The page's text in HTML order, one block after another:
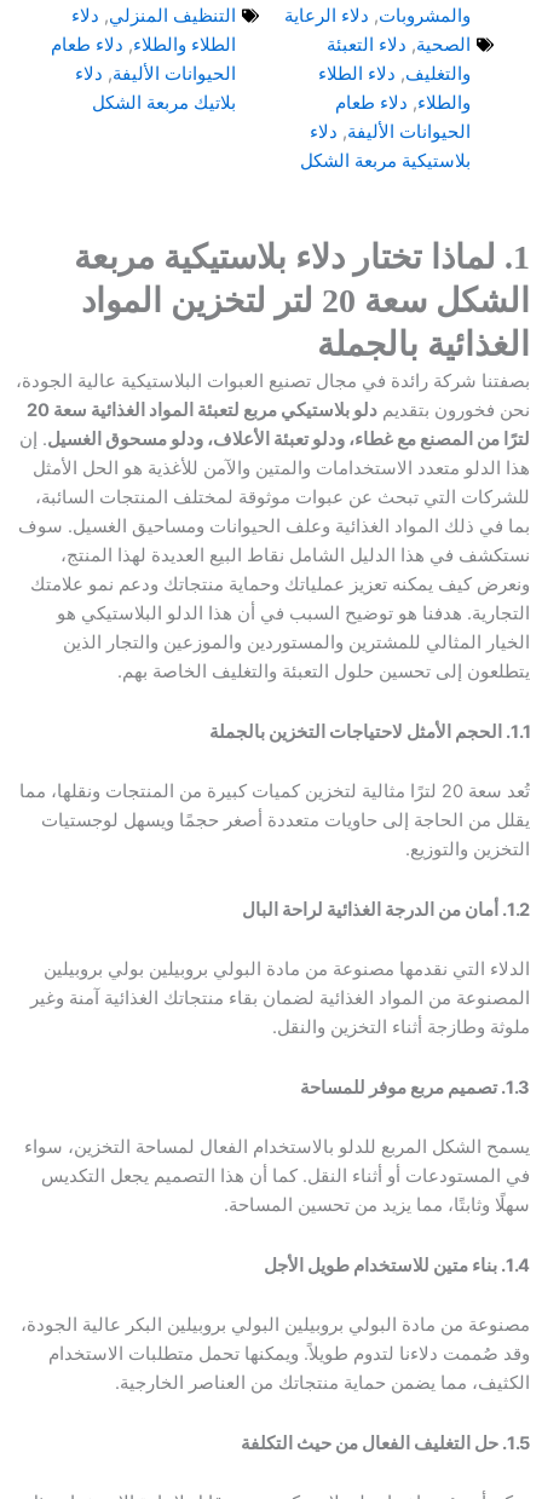
والمشروبات, دلاء الرعاية
الصحية, دلاء التعبئة
والتغليف, دلاء الطلاء
والطلاء, دلاء طعام
الحيوانات الأليفة, دلاء
بلاستيكية مربعة الشكل
التنظيف المنزلي, دلاء
الطلاء والطلاء, دلاء طعام
الحيوانات الأليفة, دلاء
بلاتيك مربعة الشكل
1. لماذا تختار دلاء بلاستيكية مربعة
الشكل سعة 20 لتر لتخزين المواد
الغذائية بالجملة
بصفتنا شركة رائدة في مجال تصنيع العبوات البلاستيكية عالية الجودة،
نحن فخورون بتقديم
دلو بلاستيكي مربع لتعبئة المواد الغذائية سعة 20
لترًا من المصنع مع غطاء، ودلو تعبئة الأعلاف، ودلو مسحوق الغسيل. إن
هذا الدلو متعدد الاستخدامات والمتين والآمن للأغذية هو الحل الأمثل
للشركات التي تبحث عن عبوات موثوقة لمختلف المنتجات السائبة،
بما في ذلك المواد الغذائية وعلف الحيوانات ومساحيق الغسيل. سوف
نستكشف في هذا الدليل الشامل نقاط البيع العديدة لهذا المنتج،
ونعرض كيف يمكنه تعزيز عملياتك وحماية منتجاتك ودعم نمو علامتك
التجارية. هدفنا هو توضيح السبب في أن هذا الدلو البلاستيكي هو
الخيار المثالي للمشترين والمستوردين والموزعين والتجار الذين
يتطلعون إلى تحسين حلول التعبئة والتغليف الخاصة بهم.
1.1. الحجم الأمثل لاحتياجات التخزين بالجملة
تُعد سعة 20 لترًا مثالية لتخزين كميات كبيرة من المنتجات ونقلها، مما
يقلل من الحاجة إلى حاويات متعددة أصغر حجمًا ويسهل لوجستيات
التخزين والتوزيع.
1.2. أمان من الدرجة الغذائية لراحة البال
الدلاء التي نقدمها مصنوعة من مادة البولي بروبيلين بولي بروبيلين
المصنوعة من المواد الغذائية لضمان بقاء منتجاتك الغذائية آمنة وغير
ملوثة وطازجة أثناء التخزين والنقل.
1.3. تصميم مربع موفر للمساحة
يسمح الشكل المربع للدلو بالاستخدام الفعال لمساحة التخزين، سواء
في المستودعات أو أثناء النقل. كما أن هذا التصميم يجعل التكديس
سهلًا وثابتًا، مما يزيد من تحسين المساحة.
1.4. بناء متين للاستخدام طويل الأجل
مصنوعة من مادة البولي بروبيلين البولي بروبيلين البكر عالية الجودة،
وقد صُممت دلاءنا لتدوم طويلاً. ويمكنها تحمل متطلبات الاستخدام
الكثيف، مما يضمن حماية منتجاتك من العناصر الخارجية.
1.5. حل التغليف الفعال من حيث التكلفة